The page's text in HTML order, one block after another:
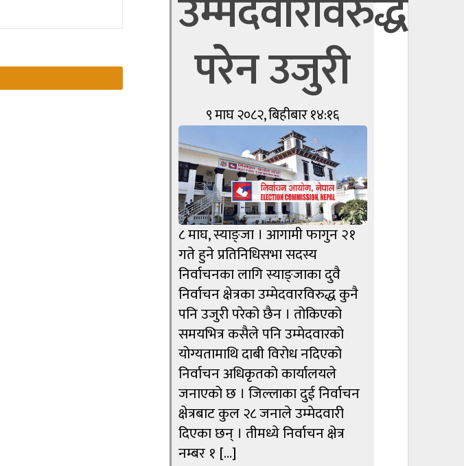
परेन उजुरी
९ माघ २०८२, बिहीबार १४:१६
८ माघ, स्याङ्जा । आगामी फागुन २१
गते हुने प्रतिनिधिसभा सदस्य
निर्वाचनका लागि स्याङ्जाका दुवै
निर्वाचन क्षेत्रका उम्मेदवारविरुद्ध कुनै
पनि उजुरी परेको छैन । तोकिएको
समयभित्र कसैले पनि उम्मेदवारको
योग्यतामाथि दाबी विरोध नदिएको
निर्वाचन अधिकृतको कार्यालयले
जनाएको छ । जिल्लाका दुई निर्वाचन
क्षेत्रबाट कुल २८ जनाले उम्मेदवारी
दिएका छन् । तीमध्ये निर्वाचन क्षेत्र
नम्बर १ […]